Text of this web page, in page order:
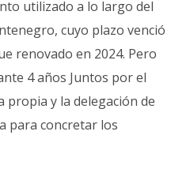
utilizado a lo largo del
cuyo plazo venció
renovado en 2024. Pero
4 años Juntos por el
propia y la delegación de
para concretar los